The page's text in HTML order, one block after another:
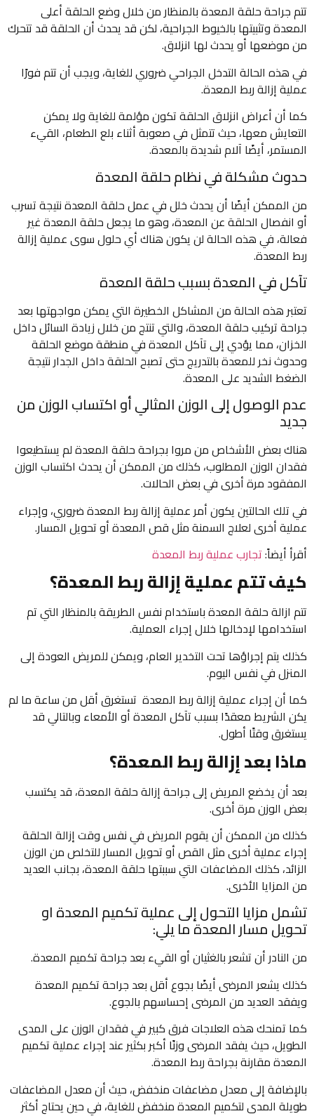
تتم جراحة حلقة المعدة بالمنظار من خلال وضع الحلقة أعلى
المعدة وتثبيتها بالخيوط الجراحية، لكن قد يحدث أن الحلقة قد تتحرك
من موضعها أو يحدث لها انزلاق.
في هذه الحالة التدخل الجراحي ضروري للغاية، ويجب أن تتم فورًا
عملية إزالة ربط المعدة.
كما أن أعراض انزلاق الحلقة تكون مؤلمة للغاية ولا يمكن
التعايش معها، حيث تتمثل في صعوبة أثناء بلع الطعام، القيء
المستمر، أيضًا آلام شديدة بالمعدة.
حدوث مشكلة في نظام حلقة المعدة
من الممكن أيضًا أن يحدث خلل في عمل حلقة المعدة نتيجة تسرب
أو انفصال الحلقة عن المعدة، وهو ما يجعل حلقة المعدة غير
فعالة، في هذه الحالة لن يكون هناك أي حلول سوى عملية إزالة
ربط المعدة.
تآكل في المعدة بسبب حلقة المعدة
تعتبر هذه الحالة من المشاكل الخطيرة التي يمكن مواجهتها بعد
جراحة تركيب حلقة المعدة، والتي تنتج من خلال زيادة السائل داخل
الخزان، مما يؤدي إلى تآكل المعدة في منطقة موضع الحلقة
وحدوث نخر للمعدة بالتدريج حتى تصبح الحلقة داخل الجدار نتيجة
الضغط الشديد على المعدة.
عدم الوصول إلى الوزن المثالي أو اكتساب الوزن من
جديد
هناك بعض الأشخاص من مروا بجراحة حلقة المعدة لم يستطيعوا
فقدان الوزن المطلوب، كذلك من الممكن أن يحدث اكتساب الوزن
المفقود مرة أخرى في بعض الحالات.
في تلك الحالتين يكون أمر عملية إزالة ربط المعدة ضروري، وإجراء
عملية أخرى لعلاج السمنة مثل قص المعدة أو تحويل المسار.
أقرأ أيضاً:تجارب عملية ربط المعدة
كيف تتم عملية إزالة ربط المعدة؟
تتم ازالة حلقة المعدة باستخدام نفس الطريقة بالمنظار التي تم
استخدامها لإدخالها خلال إجراء العملية.
كذلك يتم إجراؤها تحت التخدير العام، ويمكن للمريض العودة إلى
المنزل في نفس اليوم.
كما أن إجراء عملية إزالة ربط المعدة تستغرق أقل من ساعة ما لم
يكن الشريط معقدًا بسبب تآكل المعدة أو الأمعاء وبالتالي قد
يستغرق وقتًا أطول.
ماذا بعد إزالة ربط المعدة؟
بعد أن يخضع المريض إلى جراحة إزالة حلقة المعدة، قد يكتسب
بعض الوزن مرة أخرى.
كذلك من الممكن أن يقوم المريض في نفس وقت إزالة الحلقة
إجراء عملية أخرى مثل القص أو تحويل المسار للتخلص من الوزن
الزائد، كذلك المضاعفات التي سببتها حلقة المعدة، بجانب العديد
من المزايا الأخرى.
تشمل مزايا التحول إلى عملية تكميم المعدة او
تحويل مسار المعدة ما يلي:
من النادر أن تشعر بالغثيان أو القيء بعد جراحة تكميم المعدة.
كذلك يشعر المرضى أيضًا بجوع أقل بعد جراحة تكميم المعدة
ويفقد العديد من المرضى إحساسهم بالجوع.
كما تمنحك هذه العلاجات فرق كبير في فقدان الوزن على المدى
الطويل، حيث يفقد المرضى وزنًا أكبر بكثير عند إجراء عملية تكميم
المعدة مقارنة بجراحة ربط المعدة.
بالإضافة إلى معدل مضاعفات منخفض، حيث أن معدل المضاعفات
طويلة المدى لتكميم المعدة منخفض للغاية، في حين يحتاج أكثر